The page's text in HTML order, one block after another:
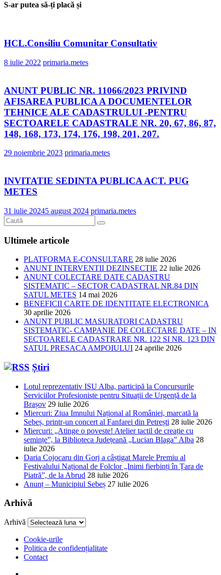
S-ar putea să-ți placă și
HCL.Consiliu Comunitar Consultativ
8 iulie 2022 primaria.metes
ANUNT PUBLIC NR. 11066/2023 PRIVIND
AFISAREA PUBLICA A DOCUMENTELOR
TEHNICE ALE CADASTRULUI -PENTRU
SECTOARELE CADASTRALE NR. 20, 67, 86, 87,
148, 168, 173, 174, 176, 198, 201, 207.
29 noiembrie 2023 primaria.metes
INVITATIE SEDINTA PUBLICA ACT. PUG
METES
31 iulie 20245 august 2024 primaria.metes
Ultimele articole
PLATFORMA E-CONSULTARE 28 iulie 2026
ANUNT INTERVENTII DEZINSECTIE 22 iulie 2026
ANUNT COLECTARE DATE CADASTRU
SISTEMATIC – SECTOR CADASTRAL NR.84 DIN
SATUL METES 14 mai 2026
BENEFICII CARTE DE IDENTITATE ELECTRONICA
30 aprilie 2026
ANUNT PUBLIC MASURATORI CADASTRU
SISTEMATIC- CAMPANIE DE COLECTARE DATE – IN
SECTOARELE CADASTRARE NR. 122 SI NR. 123 DIN
SATUL PRESACA AMPOIULUI 24 aprilie 2026
Știri
Lotul reprezentativ ISU Alba, participă la Concursurile
Serviciilor Profesioniste pentru Situații de Urgență de la
Brașov 29 iulie 2026
Miercuri: Ziua Imnului Național al României, marcată la
Sebeș, printr-un concert al Fanfarei din Petrești 28 iulie 2026
Miercuri: „Atinge o poveste! Atelier tactil de creație cu
semințe”, la Biblioteca Județeană „Lucian Blaga” Alba 28
iulie 2026
Daria Cojocaru din Gorj a câștigat Marele Premiu al
Festivalului Național de Folclor „Inimi fierbinți în Țara de
Piatră”, de la Abrud 28 iulie 2026
Anunț – Municipiul Sebeș 27 iulie 2026
Arhivă
Arhivă
Cookie-urile
Politica de confidențialitate
Contact